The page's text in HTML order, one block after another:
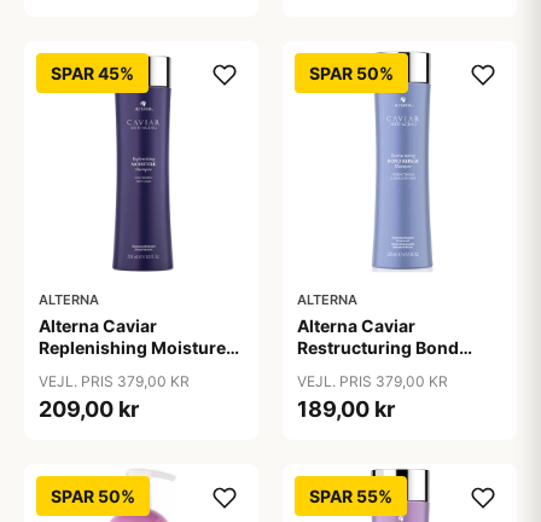
SPAR 45%
ALTERNA
Alterna Caviar
Replenishing Moisture
VEJL. PRIS 379,00 KR
209,00 kr
SPAR 50%
ALTERNA
Alterna Caviar
Restructuring Bond
VEJL. PRIS 379,00 KR
189,00 kr
SPAR 50% SPAR 55%